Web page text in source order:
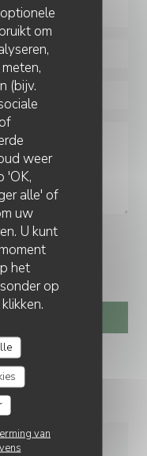
om
(bijv.
weer
'OK,
alle' of
uw
U kunt
het
op
van
u af te melden voor
bel-me-niet.nl
privacybeleid